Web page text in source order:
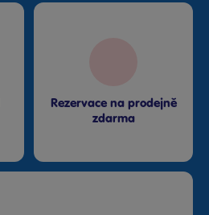
Rezervace na prodejně
zdarma